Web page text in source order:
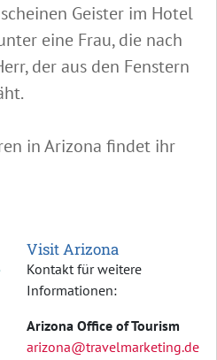
Geister im Hotel
eine Frau, die nach
der aus den Fenstern
in Arizona findet ihr
Visit Arizona
Kontakt für weitere
Informationen:
Arizona Office of Tourism
arizona@travelmarketing.de